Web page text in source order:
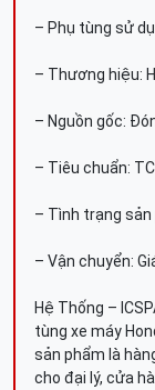
– Phụ tùng sử
– Thương hiệu:
– Nguồn gốc:
– Tiêu chuẩn:
– Tình trạng sản
– Vận chuyển:
Hệ Thống –
tùng xe máy
sản phẩm là
cho đại lý, cửa